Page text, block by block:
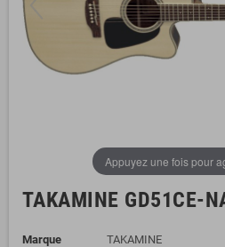
Appuyez une fois pour
TAKAMINE GD51CE-
Marque
TAKAMINE